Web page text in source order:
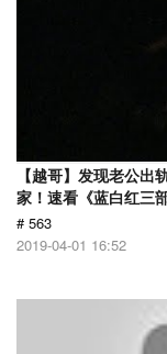
【越哥】发现老公
家！速看《蓝白红三
# 563
2019-04-01 16:52